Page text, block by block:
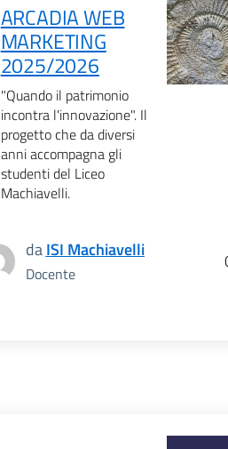
ARCADIA WEB
MARKETING
2025/2026
"Quando il patrimonio
incontra l'innovazione". Il
progetto che da diversi
anni accompagna gli
studenti del Liceo
Machiavelli.
daISI Machiavelli
Docente